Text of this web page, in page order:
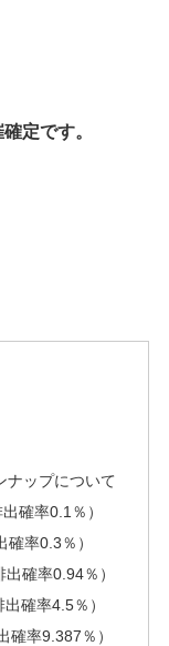
定です。
ナップについて
確率0.1％）
率0.3％）
確率0.94％）
確率4.5％）
確率9.387％）